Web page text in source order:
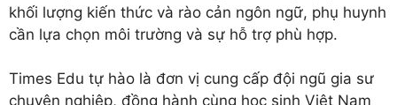
khối lượng kiến thức và rào cản ngôn ngữ, phụ huynh
cần lựa chọn môi trường và sự hỗ trợ phù hợp.
Times Edu tự hào là đơn vị cung cấp đội ngũ gia sư
chuyên nghiệp, đồng hành cùng học sinh Việt Nam